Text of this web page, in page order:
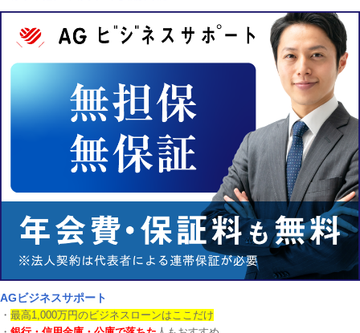
AGビジネスサポート
・ 最高1,000万円のビジネスローンはここだけ